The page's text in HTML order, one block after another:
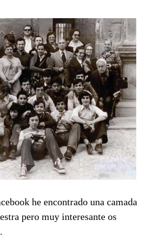
he encontrado una camada
pero muy interesante os